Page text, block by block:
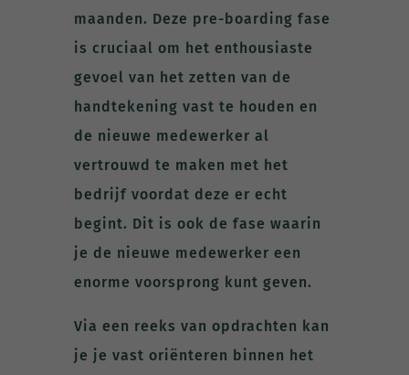
maanden. Deze pre-boarding fase
is cruciaal om het enthousiaste
gevoel van het zetten van de
handtekening vast te houden en
de nieuwe medewerker al
vertrouwd te maken met het
bedrijf voordat deze er echt
begint. Dit is ook de fase waarin
je de nieuwe medewerker een
enorme voorsprong kunt geven.
Via een reeks van opdrachten kan
je je vast oriënteren binnen het